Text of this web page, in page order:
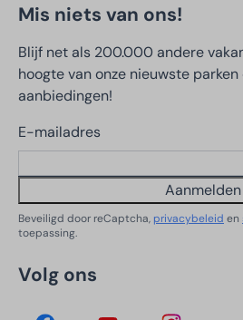
Mis niets van ons!
Blijf net als 200.000 andere
hoogte van onze nieuwste
aanbiedingen!
E-mailadres
Aanmelden
Beveiligd door reCaptcha, privacybeleid en
toepassing.
Volg ons